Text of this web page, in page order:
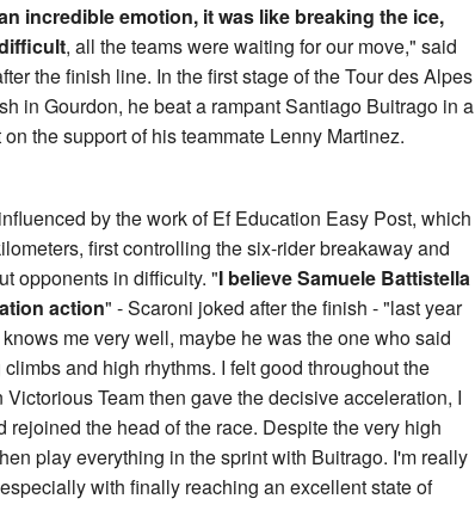
incredible emotion, it was like breaking the ice,
, all the teams were waiting for our move," said
the finish line. In the first stage of the Tour des Alpes
in Gourdon, he beat a rampant Santiago Buitrago in a
the support of his teammate Lenny Martinez.
by the work of Ef Education Easy Post, which
first controlling the six-rider breakaway and
opponents in difficulty. "I believe Samuele Battistella
action" - Scaroni joked after the finish - "last year
me very well, maybe he was the one who said
and high rhythms. I felt good throughout the
Team then gave the decisive acceleration, I
rejoined the head of the race. Despite the very high
play everything in the sprint with Buitrago. I'm really
with finally reaching an excellent state of